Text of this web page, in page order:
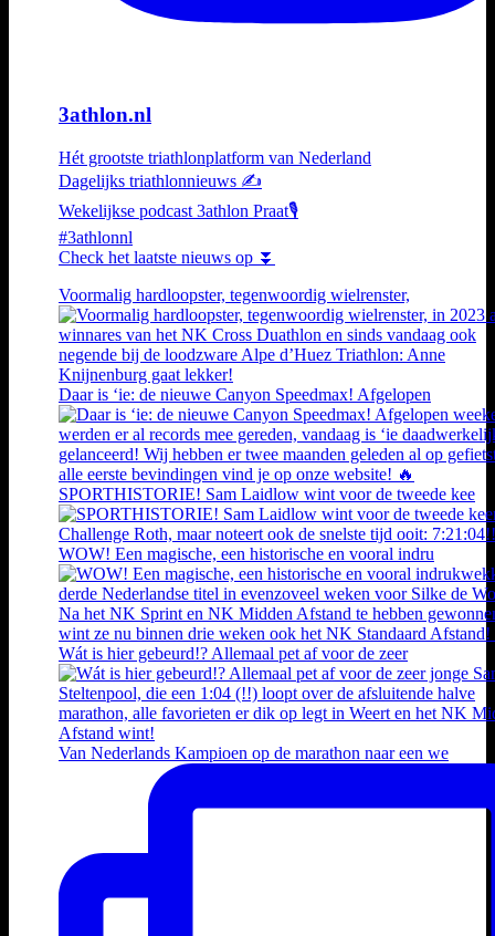
3athlon.nl
Hét grootste triathlonplatform van Nederland
Dagelijks triathlonnieuws ✍️
Wekelijkse podcast 3athlon Praat🎙️
#3athlonnl
Check het laatste nieuws op ⏬
Voormalig hardloopster, tegenwoordig wielrenster,
Daar is ‘ie: de nieuwe Canyon Speedmax! Afgelopen
SPORTHISTORIE! Sam Laidlow wint voor de tweede kee
WOW! Een magische, een historische en vooral indru
Wát is hier gebeurd!? Allemaal pet af voor de zeer
Van Nederlands Kampioen op de marathon naar een we